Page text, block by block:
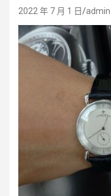
2022 年 7 月 1 日 admin